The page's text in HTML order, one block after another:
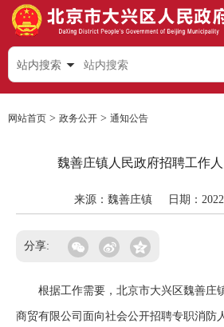
站内搜索
网站首页 > 政务公开 > 通知公告
魏善庄镇人民政府招聘工作
来源：魏善庄镇 日期：
分享:
根据工作需要，北京市大兴区魏善庄
商贸有限公司面向社会公开招聘专职消防